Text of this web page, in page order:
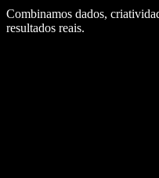
Combinamos dados,
resultados reais.